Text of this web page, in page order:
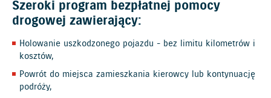
Szeroki program bezpłatnej pomocy
drogowej zawierający:
Holowanie uszkodzonego pojazdu - bez limitu kilometrów i
kosztów,
Powrót do miejsca zamieszkania kierowcy lub kontynuację
podróży,